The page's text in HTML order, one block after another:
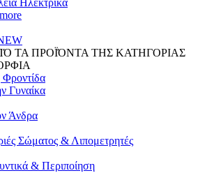
Ηλεκτρικά
ΤΑ ΠΡΟΪΌΝΤΑ ΤΗΣ ΚΑΤΗΓΟΡΙΑΣ
Γυναίκα
Άνδρα
Σώματος & Λιπομετρητές
& Περιποίηση